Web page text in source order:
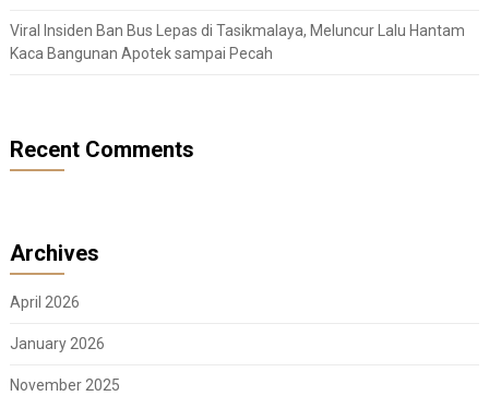
Viral Insiden Ban Bus Lepas di Tasikmalaya, Meluncur Lalu Hantam
Kaca Bangunan Apotek sampai Pecah
Recent Comments
Archives
April 2026
January 2026
November 2025